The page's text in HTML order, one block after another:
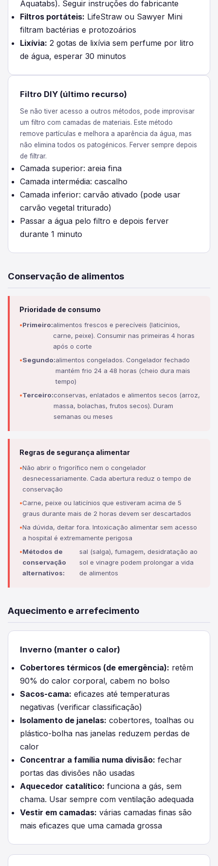
Aquatabs). Seguir instruções do fabricante
Filtros portáteis: LifeStraw ou Sawyer Mini
filtram bactérias e protozoários
Lixívia: 2 gotas de lixívia sem perfume por litro
de água, esperar 30 minutos
Filtro DIY (último recurso)
Se não tiver acesso a outros métodos, pode improvisar
um filtro com camadas de materiais. Este método
remove partículas e melhora a aparência da água, mas
não elimina todos os patogénicos. Ferver sempre depois
de filtrar.
Camada superior: areia fina
Camada intermédia: cascalho
Camada inferior: carvão ativado (pode usar
carvão vegetal triturado)
Passar a água pelo filtro e depois ferver
durante 1 minuto
Conservação de alimentos
Prioridade de consumo
Primeiro:alimentos frescos e perecíveis (laticínios,
carne, peixe). Consumir nas primeiras 4 horas
após o corte
Segundo:alimentos congelados. Congelador fechado
mantém frio 24 a 48 horas (cheio dura mais
tempo)
Terceiro:conservas, enlatados e alimentos secos (arroz,
massa, bolachas, frutos secos). Duram
semanas ou meses
Regras de segurança alimentar
Não abrir o frigorífico nem o congelador
desnecessariamente. Cada abertura reduz o tempo de
conservação
Carne, peixe ou laticínios que estiveram acima de 5
graus durante mais de 2 horas devem ser descartados
Na dúvida, deitar fora. Intoxicação alimentar sem acesso
a hospital é extremamente perigosa
Métodos de
conservação
alternativos:
sal (salga), fumagem, desidratação ao
sol e vinagre podem prolongar a vida
de alimentos
Aquecimento e arrefecimento
Inverno (manter o calor)
Cobertores térmicos (de emergência): retêm
90% do calor corporal, cabem no bolso
Sacos-cama: eficazes até temperaturas
negativas (verificar classificação)
Isolamento de janelas: cobertores, toalhas ou
plástico-bolha nas janelas reduzem perdas de
calor
Concentrar a família numa divisão: fechar
portas das divisões não usadas
Aquecedor catalítico: funciona a gás, sem
chama. Usar sempre com ventilação adequada
Vestir em camadas: várias camadas finas são
mais eficazes que uma camada grossa